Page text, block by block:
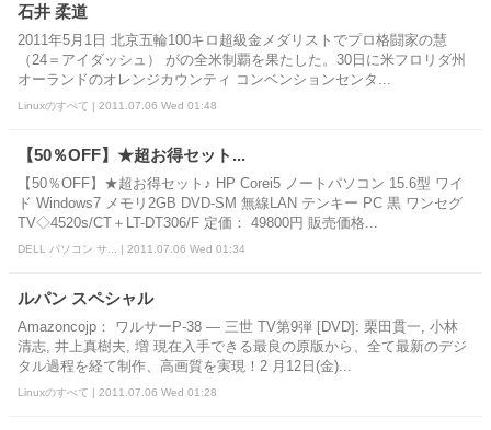
石井 柔道
2011年5月1日 北京五輪100キロ超級金メダリストでプロ格闘家の慧
（24＝アイダッシュ） がの全米制覇を果たした。30日に米フロリダ州
オーランドのオレンジカウンティ コンベンションセンタ...
Linuxのすべて | 2011.07.06 Wed 01:48
【50％OFF】★超お得セット...
【50％OFF】★超お得セット♪ HP Corei5 ノートパソコン 15.6型 ワイ
ド Windows7 メモリ2GB DVD-SM 無線LAN テンキー PC 黒 ワンセグ
TV◇4520s/CT＋LT-DT306/F 定価： 49800円 販売価格...
DELL パソコン サ... | 2011.07.06 Wed 01:34
ルパン スペシャル
Amazoncojp： ワルサーP-38 ― 三世 TV第9弾 [DVD]: 栗田貫一, 小林
清志, 井上真樹夫, 増 現在入手できる最良の原版から、全て最新のデジ
タル過程を経て制作、高画質を実現！2 月12日(金)...
Linuxのすべて | 2011.07.06 Wed 01:28